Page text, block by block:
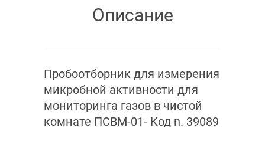
Описание
Пробоотборник для измерения
микробной активности для
мониторинга газов в чистой
комнате ПСВМ-01- Код n. 39089